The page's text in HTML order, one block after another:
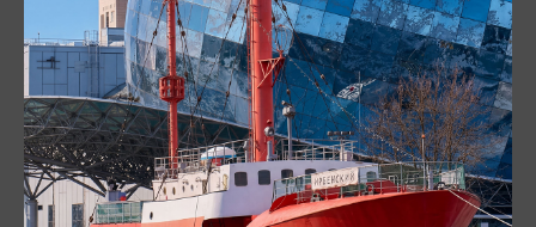
АДРЕС
ул. Спортивная, 40, цокольный этаж,
Показать на карте
РЕЖИМ РАБОТЫ
сб, вск. В будние дни музей может быть открыт по
договоренности